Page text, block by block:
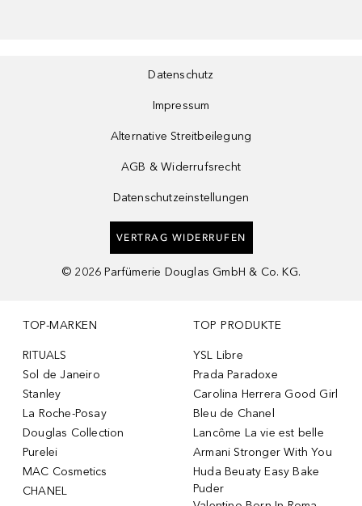
Datenschutz
Impressum
Alternative Streitbeilegung
AGB & Widerrufsrecht
Datenschutzeinstellungen
VERTRAG WIDERRUFEN
© 2026 Parfümerie Douglas GmbH & Co. KG.
TOP-MARKEN
RITUALS
Sol de Janeiro
Stanley
La Roche-Posay
Douglas Collection
Purelei
MAC Cosmetics
CHANEL
TOP PRODUKTE
YSL Libre
Prada Paradoxe
Carolina Herrera Good Girl
Bleu de Chanel
Lancôme La vie est belle
Armani Stronger With You
Huda Beuaty Easy Bake
Puder